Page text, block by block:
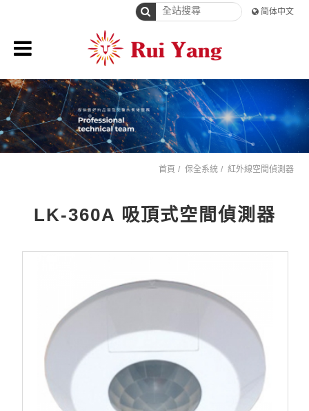
简体中文
首頁 保全系統 紅外線空間偵測器
LK-360A 吸頂式空間偵測器